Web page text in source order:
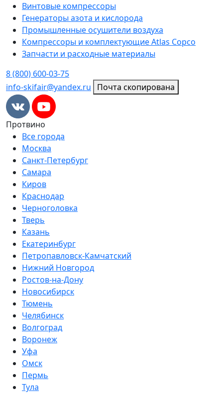
Винтовые компрессоры
Генераторы азота и кислорода
Промышленные осушители воздуха
Компрессоры и комплектующие Atlas Copco
Запчасти и расходные материалы
8 (800) 600-03-75
info-skifair@yandex.ru
Почта скопирована
Протвино
Все города
Москва
Санкт-Петербург
Самара
Киров
Краснодар
Черноголовка
Тверь
Казань
Екатеринбург
Петропавловск-Камчатский
Нижний Новгород
Ростов-на-Дону
Новосибирск
Тюмень
Челябинск
Волгоград
Воронеж
Уфа
Омск
Пермь
Тула